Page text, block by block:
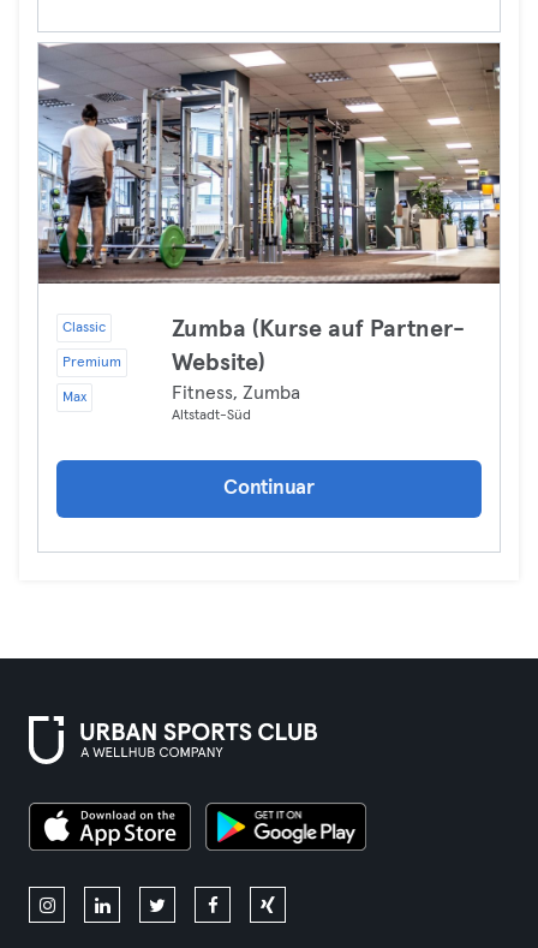
Classic
Premium
Max
Zumba (Kurse auf Partner-
Website)
Fitness, Zumba
Altstadt-Süd
Continuar